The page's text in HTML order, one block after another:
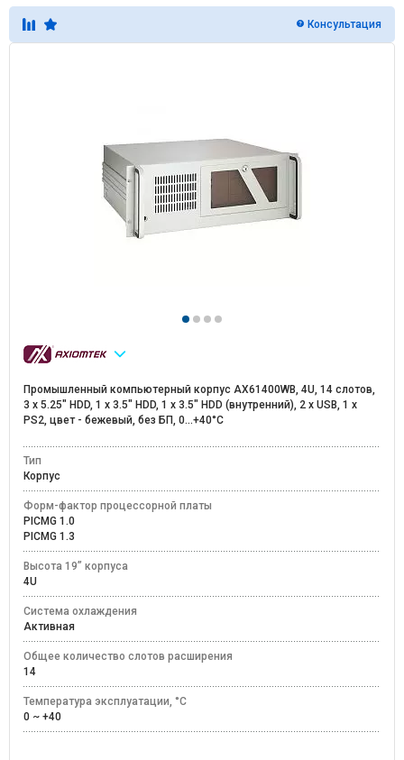
Консультация
Промышленный компьютерный корпус AX61400WB, 4U, 14 слотов,
3 x 5.25" HDD, 1 x 3.5" HDD, 1 x 3.5" HDD (внутренний), 2 x USB, 1 x
PS2, цвет - бежевый, без БП, 0...+40°C
Тип
Корпус
Форм-фактор процессорной платы
PICMG 1.0
PICMG 1.3
Высота 19” корпуса
4U
Система охлаждения
Активная
Общее количество слотов расширения
14
Температура эксплуатации, °C
0 ~ +40